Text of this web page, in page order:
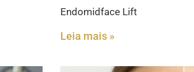
Endomidface Lift
Leia mais »